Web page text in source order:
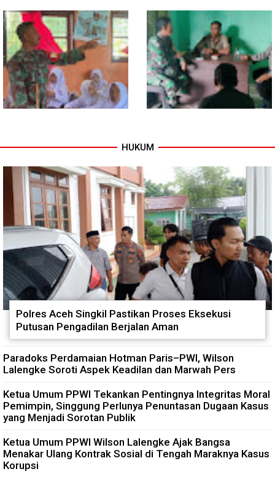
Program TNI AD Manunggal Air
Masuki Tahap Pendirian Tower
Polytank di Simpang Kiri
Sentuhan Akhir Jembatan
Garuda Dikebut, Kodim 0118
Optimistis Tepat Waktu
Babinsa Tanamkan Nilai
kepada Siswa SMP
Babinsa dan Bhabinkamtibmas
Kibarkan Merah Putih
HUKUM
Polres Aceh Singkil Pastikan Proses Eksekusi
Putusan Pengadilan Berjalan Aman
Paradoks Perdamaian Hotman Paris–PWI, Wilson
Lalengke Soroti Aspek Keadilan dan Marwah Pers
Ketua Umum PPWI Tekankan Pentingnya Integritas Moral
Pemimpin, Singgung Perlunya Penuntasan Dugaan Kasus
yang Menjadi Sorotan Publik
Ketua Umum PPWI Wilson Lalengke Ajak Bangsa
Menakar Ulang Kontrak Sosial di Tengah Maraknya Kasus
Korupsi